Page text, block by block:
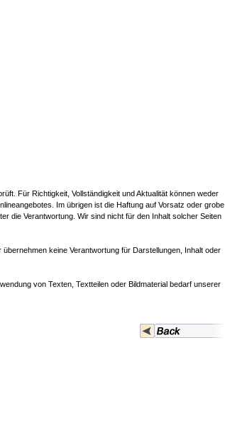
Für Richtigkeit, Vollständigkeit und Aktualität können weder
Im übrigen ist die Haftung auf Vorsatz oder grobe
die Verantwortung. Wir sind nicht für den Inhalt solcher Seiten
keine Verantwortung für Darstellungen, Inhalt oder
von Texten, Textteilen oder Bildmaterial bedarf unserer